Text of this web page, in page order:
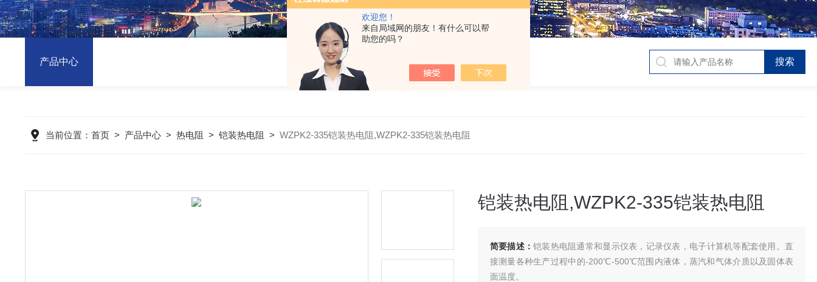
欢迎您！
来自局域网的朋友！有什么可以帮
助您的吗？
产品中心
当前位置： 首页> 产品中心> 热电阻 > 铠装热电阻 > WZPK2-335铠装热电阻,WZPK2-335铠装热电阻
铠装热电阻,WZPK2-335铠装热电阻
简要描述：铠装热电阻通常和显示仪表，记录仪表，电子计算机等配套使用。直
接测量各种生产过程中的-200℃-500℃范围内液体，蒸汽和气体介质以及固体表
面温度。